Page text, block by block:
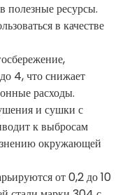
полезные ресурсы.
в качестве
4, что снижает
расходы.
и сушки с
к выбросам
окружающей
от 0,2 до 10